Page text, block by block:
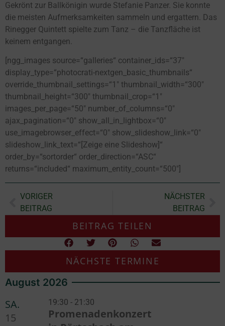
Gekrönt zur Ballkönigin wurde Stefanie Panzer. Sie konnte
die meisten Aufmerksamkeiten sammeln und ergattern. Das
Rinegger Quintett spielte zum Tanz – die Tanzfläche ist
keinem entgangen.
[ngg_images source=“galleries“ container_ids=“37″
display_type=“photocrati-nextgen_basic_thumbnails“
override_thumbnail_settings=“1″ thumbnail_width=“300″
thumbnail_height=“300″ thumbnail_crop=“1″
images_per_page=“50″ number_of_columns=“0″
ajax_pagination=“0″ show_all_in_lightbox=“0″
use_imagebrowser_effect=“0″ show_slideshow_link=“0″
slideshow_link_text=“[Zeige eine Slideshow]“
order_by=“sortorder“ order_direction=“ASC“
returns=“included“ maximum_entity_count=“500″]
VORIGER
BEITRAG
NÄCHSTER
BEITRAG
BEITRAG TEILEN
NÄCHSTE TERMINE
August 2026
SA.
15
19:30 - 21:30
Promenadenkonzert